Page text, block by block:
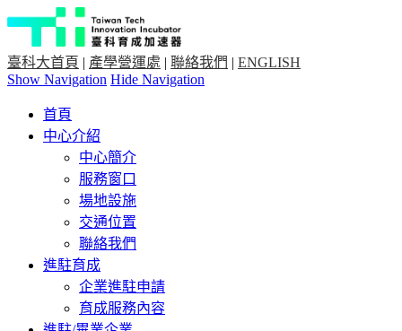
臺科大首頁 | 產學營運處 | 聯絡我們 | ENGLISH
Show Navigation Hide Navigation
首頁
中心介紹
中心簡介
服務窗口
場地設施
交通位置
聯絡我們
進駐育成
企業進駐申請
育成服務內容